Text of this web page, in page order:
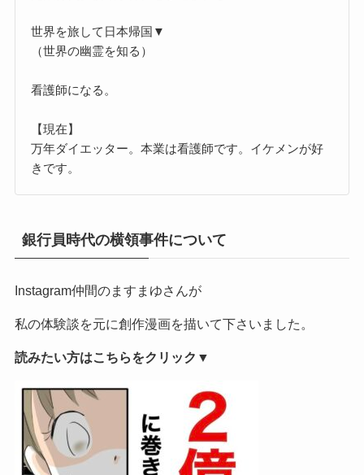
世界を旅して日本帰国▼
（世界の幽霊を知る）
看護師になる。
【現在】
万年ダイエッター。本業は看護師です。イケメンが好
きです。
銀行員時代の横領事件について
Instagram仲間のますまゆさんが
私の体験談を元に創作漫画を描いて下さいました。
読みたい方はこちらをクリック▼